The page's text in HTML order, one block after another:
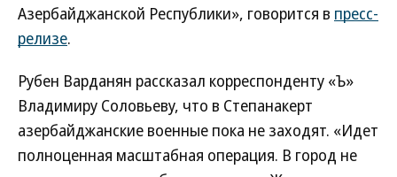
Азербайджанской Республики», говорится в пресс-
релизе.
Рубен Варданян рассказал корреспонденту «Ъ»
Владимиру Соловьеву, что в Степанакерт
азербайджанские военные пока не заходят. «Идет
полноценная масштабная операция. В город не